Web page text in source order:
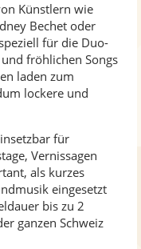
Künstlern wie
Bechet oder
für die Duo-
fröhlichen Songs
laden zum
lockere und
für
Vernissagen
als kurzes
eingesetzt
bis zu 2
ganzen Schweiz